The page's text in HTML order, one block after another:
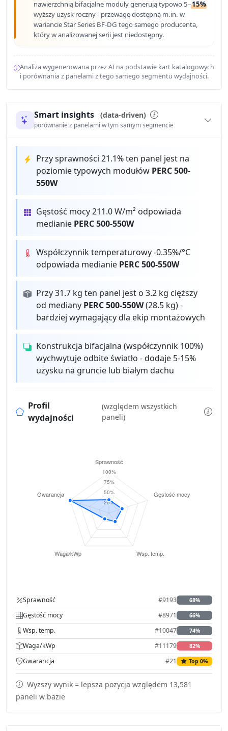
nawierzchnią bifacjalne moduły generują typowo 5–15%
wyższy uzysk roczny - przewagę dostępną m.in. w
wariancie Star Series BF-DG tego samego producenta,
który w analizowanej serii jest niedostępny.
Analiza wygenerowana przez AI na podstawie kart katalogowych
i porównania z panelami z tego samego segmentu wydajności.
Smart insights (data-driven)
porównanie z panelami w tym samym segmencie
Przy sprawności 21.1% ten panel jest na
poziomie typowych modułów PERC 500-
550W
Gęstość mocy 211.0 W/m² odpowiada
medianie PERC 500-550W
Współczynnik temperaturowy -0.35%/°C
odpowiada medianie PERC 500-550W
Przy 31.7 kg ten panel jest o 3.2 kg cięższy
od mediany PERC 500-550W(28.5 kg) -
bardziej wymagający dla ekip montażowych
Konstrukcja bifacjalna (współczynnik 100%)
wychwytuje odbite światło - dodaje 5-15%
uzysku na gruncie lub białym dachu
Profil
wydajności
(względem wszystkich
paneli)
Sprawność #9193 68%
Gęstość mocy #8971 66%
Wsp. temp. #10047 74%
Waga/kWp #11179 82%
Gwarancja #21 Top 0%
Wyższy wynik = lepsza pozycja względem 13,581
paneli w bazie